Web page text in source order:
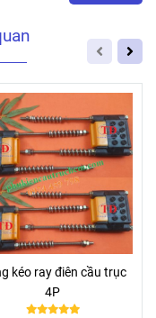
kéo ray điên cầu trục
4P